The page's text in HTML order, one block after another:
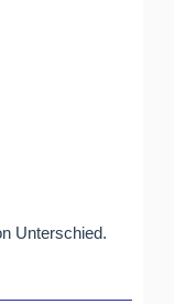
Unterschied.